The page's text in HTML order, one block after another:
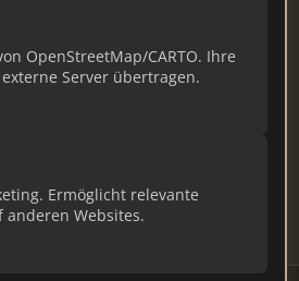
OpenStreetMap/CARTO. Ihre
Server übertragen.
Ermöglicht relevante
anderen Websites.
Profil, bearbeiten Sie Ihre